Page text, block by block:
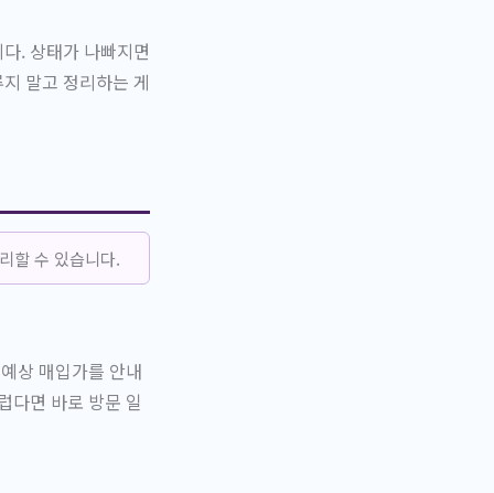
. 상태가 나빠지면
말고 정리하는 게
할 수 있습니다.
상 매입가를 안내
다면 바로 방문 일